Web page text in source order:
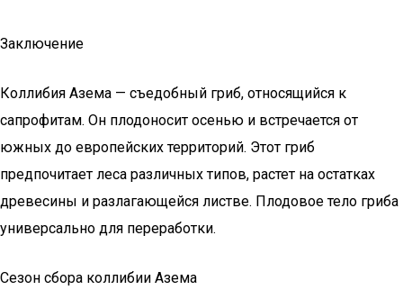
Заключение
Коллибия Азема — съедобный гриб, относящийся к
сапрофитам. Он плодоносит осенью и встречается от
южных до европейских территорий. Этот гриб
предпочитает леса различных типов, растет на остатках
древесины и разлагающейся листве. Плодовое тело гриба
универсально для переработки.
Сезон сбора коллибии Азема